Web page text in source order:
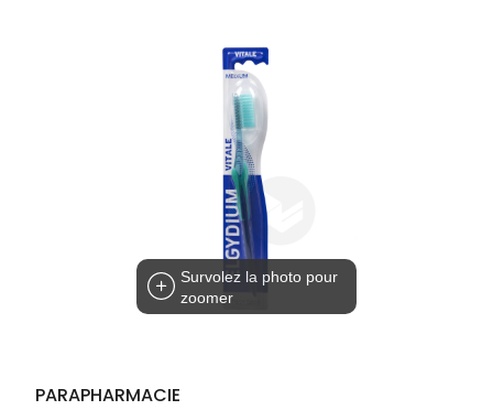
Survolez la photo pour
zoomer
PARAPHARMACIE